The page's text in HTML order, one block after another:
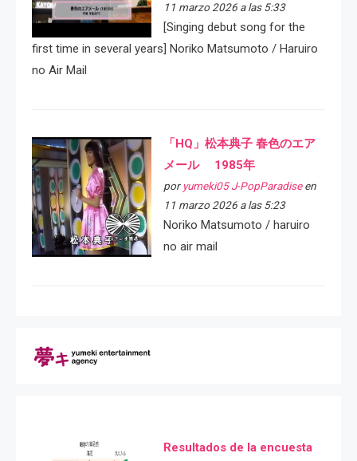
11 marzo 2026 a las 5:33
[Singing debut song for the
first time in several years] Noriko Matsumoto / Haruiro
no Air Mail
「HQ」松本典子 春色のエア
メール 1985年
por yumeki05 J-PopParadiseen
11 marzo 2026 a las 5:23
Noriko Matsumoto / haruiro
no air mail
Resultados de la encuesta